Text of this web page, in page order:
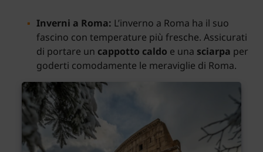
Inverni a Roma: L’inverno a Roma ha il suo
fascino con temperature più fresche. Assicurati
di portare un cappotto caldo e una sciarpa per
goderti comodamente le meraviglie di Roma.